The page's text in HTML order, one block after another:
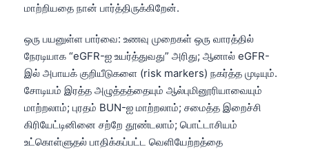
மாற்றியதை நான் பார்த்திருக்கிறேன்.
ஒரு பயனுள்ள பார்வை: உணவு முறைகள் ஒரு வாரத்தில்
நேரடியாக “eGFR-ஐ உயர்த்துவது” அரிது; ஆனால் eGFR-
இல் அபாயக் குறியீடுகளை (risk markers) நகர்த்த முடியும்.
சோடியம் இரத்த அழுத்தத்தையும் ஆல்புமினூரியாவையும்
மாற்றலாம்; புரதம் BUN-ஐ மாற்றலாம்; சமைத்த இறைச்சி
கிரியேட்டினினை சற்றே தூண்டலாம்; பொட்டாசியம்
உட்கொள்ளுதல் பாதிக்கப்பட்ட வெளியேற்றத்தை